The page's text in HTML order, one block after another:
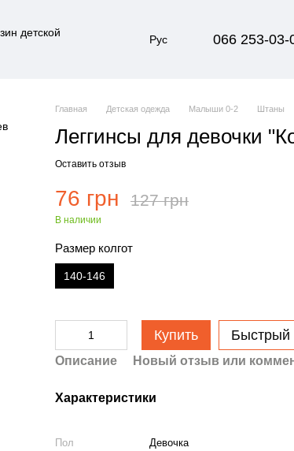
Рус 066 253-03-
Главная Детская одежда Малыши 0-2 Штаны
Леггинсы для девочки
Оставить отзыв
76 грн 127 грн
В наличии
Размер колгот
140-146
Купить Быстрый
Описание Новый отзыв или
Характеристики
Пол
Девочка